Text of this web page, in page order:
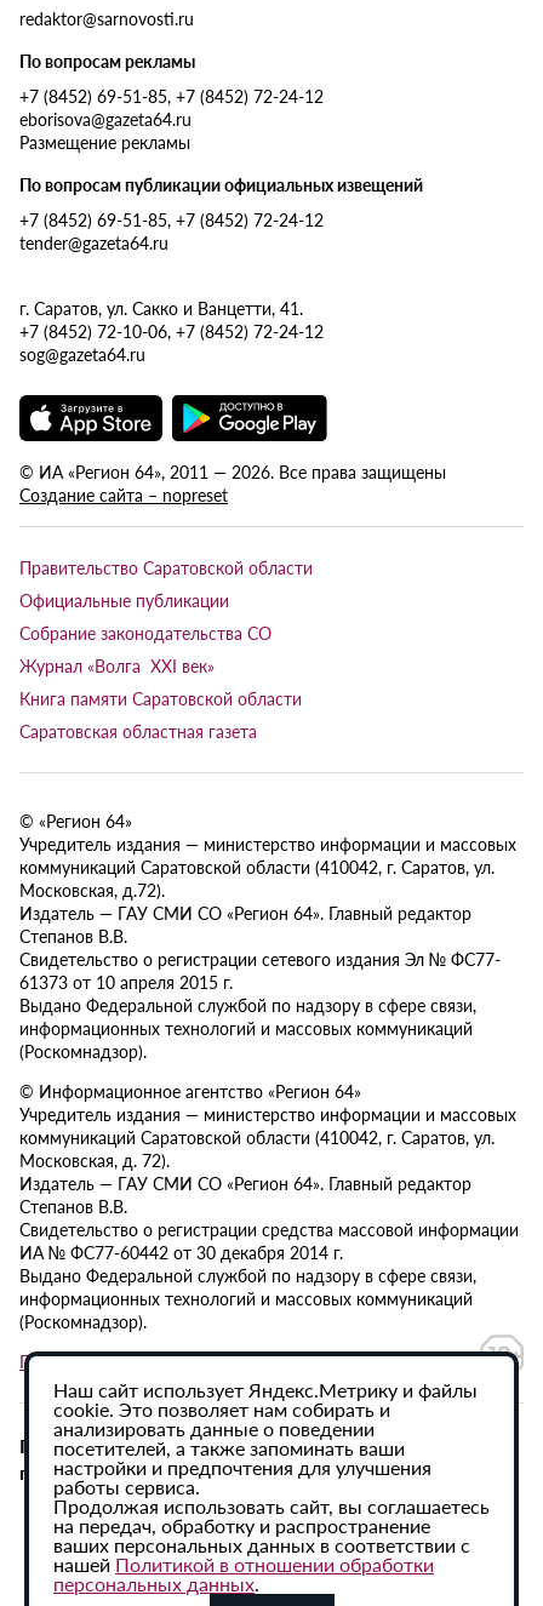
redaktor@sarnovosti.ru
По вопросам рекламы
+7 (8452) 69-51-85, +7 (8452) 72-24-12
eborisova@gazeta64.ru
Размещение рекламы
По вопросам публикации официальных извещений
+7 (8452) 69-51-85, +7 (8452) 72-24-12
tender@gazeta64.ru
г. Саратов, ул. Сакко и Ванцетти, 41.
+7 (8452) 72-10-06, +7 (8452) 72-24-12
sog@gazeta64.ru
© ИА «Регион 64», 2011 — 2026. Все права защищены
Создание сайта – nopreset
Правительство Саратовской области
Официальные публикации
Собрание законодательства СО
Журнал «Волга XXI век»
Книга памяти Саратовской области
Саратовская областная газета
© «Регион 64»
Учредитель издания — министерство информации и массовых
коммуникаций Саратовской области (410042, г. Саратов, ул.
Московская, д.72).
Издатель — ГАУ СМИ СО «Регион 64». Главный редактор
Степанов В.В.
Свидетельство о регистрации сетевого издания Эл № ФС77-
61373 от 10 апреля 2015 г.
Выдано Федеральной службой по надзору в сфере связи,
информационных технологий и массовых коммуникаций
(Роскомнадзор).
© Информационное агентство «Регион 64»
Учредитель издания — министерство информации и массовых
коммуникаций Саратовской области (410042, г. Саратов, ул.
Московская, д. 72).
Издатель — ГАУ СМИ СО «Регион 64». Главный редактор
Степанов В.В.
Свидетельство о регистрации средства массовой информации
ИА № ФС77-60442 от 30 декабря 2014 г.
Выдано Федеральной службой по надзору в сфере связи,
информационных технологий и массовых коммуникаций
(Роскомнадзор).
Политика в отношении обработки персональных данных
При использовании материалов сайта активная
гиперссылка на ИА «Регион 64» обязательна.
Наш сайт использует Яндекс.Метрику и файлы
cookie. Это позволяет нам собирать и
анализировать данные о поведении
посетителей, а также запоминать ваши
настройки и предпочтения для улучшения
работы сервиса.
Продолжая использовать сайт, вы соглашаетесь
на передач, обработку и распространение
ваших персональных данных в соответствии с
нашей Политикой в отношении обработки
персональных данных.